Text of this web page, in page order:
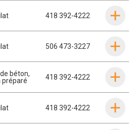
418 392-4222
506 473-3227
béton,
préparé
418 392-4222
418 392-4222